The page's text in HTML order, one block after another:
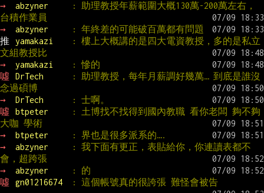
→
abzyner
: 助理教授年薪範圍大概130萬-200萬左右，
台積作業員
→
abzyner
: 年終差的可能破百萬都有問題
推
yamakazi
: 樓上大概講的是四大電資教授，多的是私立
文組教授比
→
yamakazi
: 慘的
噓
DrTech
: 助理教授，每年月薪調好幾萬… 到底是誰沒
念過碩博
→
DrTech
: 士啊。
噓
btpeter
: 土博找不找得到國內教職 看你老闆 夠不夠
大咖 學術
→
btpeter
: 界也是很多派系的….
→
abzyner
: 我下面有更正，表貼給你，你連讀表都不
會，超跨張
→
abzyner
: 的
噓
gn01216674 : 這個帳號真的很誇張 難怪會被告